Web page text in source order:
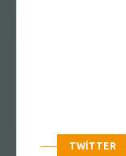
TWITTER